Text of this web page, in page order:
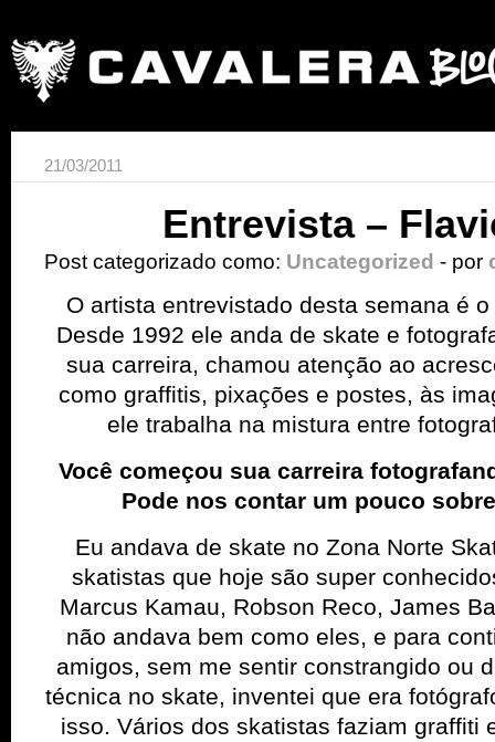
21/03/2011
Entrevista –
Post categorizado como: Uncategorized - por
O artista entrevistado desta semana é
Desde 1992 ele anda de skate e
sua carreira, chamou atenção ao
como graffitis, pixações e postes, às
ele trabalha na mistura entre
Você começou sua carreira
Pode nos contar um pouco
Eu andava de skate no Zona Norte
skatistas que hoje são super
Marcus Kamau, Robson Reco, James
não andava bem como eles, e para
amigos, sem me sentir constrangido ou
técnica no skate, inventei que era
isso. Vários dos skatistas faziam graffiti